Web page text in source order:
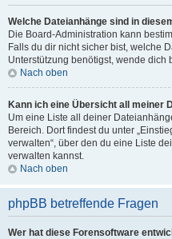
Welche Dateianhänge sind in
Die Board-Administration kann
Falls du dir nicht sicher bist, welche
Unterstützung benötigst, wende dich
Nach oben
Kann ich eine Übersicht all meiner
Um eine Liste all deiner
Bereich. Dort findest du unter
verwalten“, über den du eine Liste
verwalten kannst.
Nach oben
phpBB betreffende Fragen
Wer hat diese Forensoftware